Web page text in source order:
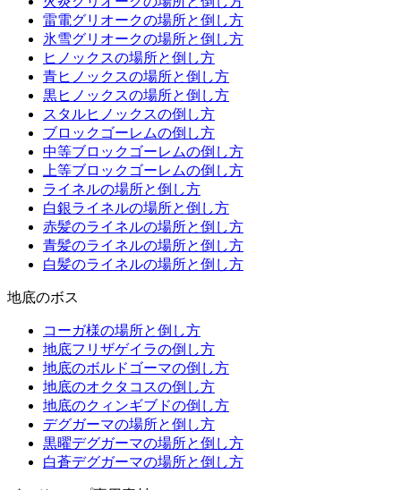
雷電グリオークの場所と倒し方
氷雪グリオークの場所と倒し方
ヒノックスの場所と倒し方
青ヒノックスの場所と倒し方
黒ヒノックスの場所と倒し方
スタルヒノックスの倒し方
ブロックゴーレムの倒し方
中等ブロックゴーレムの倒し方
上等ブロックゴーレムの倒し方
ライネルの場所と倒し方
白銀ライネルの場所と倒し方
赤髪のライネルの場所と倒し方
青髪のライネルの場所と倒し方
白髪のライネルの場所と倒し方
地底のボス
コーガ様の場所と倒し方
地底フリザゲイラの倒し方
地底のボルドゴーマの倒し方
地底のオクタコスの倒し方
地底のクィンギブドの倒し方
デグガーマの場所と倒し方
黒曜デグガーマの場所と倒し方
白蒼デグガーマの場所と倒し方